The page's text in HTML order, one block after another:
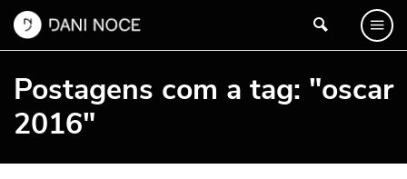
Postagens com a tag: "oscar
2016"